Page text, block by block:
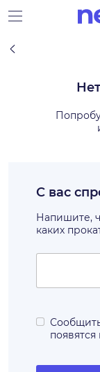
С вас
Напишите,
каких